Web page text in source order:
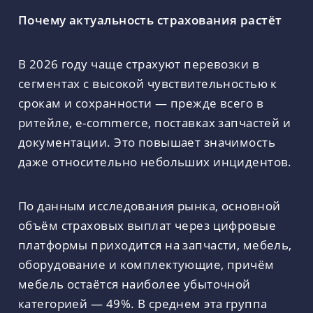
Почему актуальность страхования растёт
В 2026 году чаще страхуют перевозки в
сегментах с высокой чувствительностью к
срокам и сохранности — прежде всего в
ритейле, e-commerce, поставках запчастей и
документации. Это повышает значимость
даже относительно небольших инцидентов.
По данным исследования рынка, основной
объём страховых выплат через цифровые
платформы приходится на запчасти, мебель,
оборудование и комплектующие, причём
мебель остаётся наиболее убыточной
категорией — 49%. В среднем эта группа